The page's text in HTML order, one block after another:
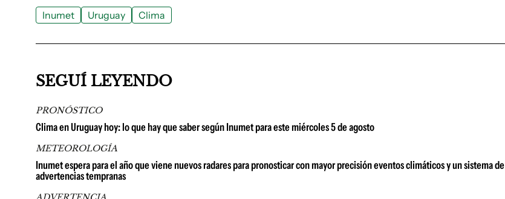
Inumet Uruguay Clima
SEGUÍ LEYENDO
PRONÓSTICO
Clima en Uruguay hoy: lo que hay que saber según Inumet para este miércoles 5 de agosto
METEOROLOGÍA
Inumet espera para el año que viene nuevos radares para pronosticar con mayor precisión eventos climáticos y un sistema de
advertencias tempranas